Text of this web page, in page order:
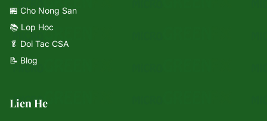
🏪 Cho Nong San
📚 Lop Hoc
🥬 Doi Tac CSA
📝 Blog
Lien He